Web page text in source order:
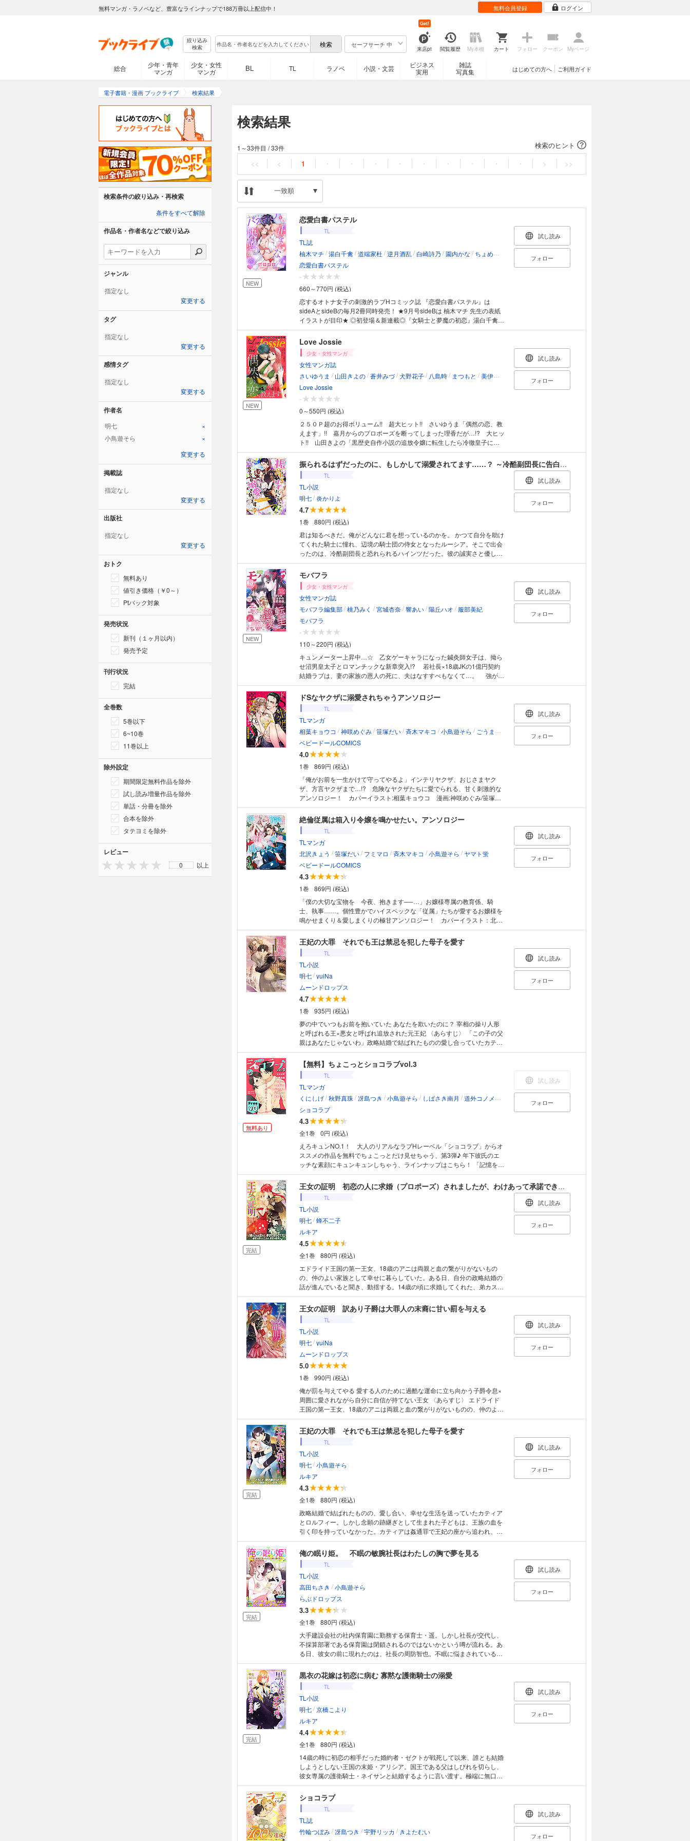
無料マンガ・ラノベなど、豊富なラインナップで188万冊以上配信中！ 無料会員登録 ログイン
絞り込み
検索
セーフサーチ 中
来店pt
Get!
閲覧履歴 My本棚 カート フォロー クーポン Myページ
総合
少年・青年
マンガ
少女・女性
マンガ
BL TL ラノベ 小説・文芸
ビジネス
実用
雑誌
写真集
ご利用ガイド
はじめての方へ
電子書籍・漫画 ブックライブ 検索結果
検索結果
検索のヒント
1～33件目 /33件
<< < 1 ・ ・ ・ ・ ・ ・ ・ ・ ・ > >>
一致順
NEW
恋愛白書パステル
TL
TL誌
柚木マチ /湯白千禽/道端家杜 /逆月酒乱/白崎詩乃 /園内かな / ちょめ仔
恋愛白書パステル
-
660～770円 (税込)
恋するオトナ女子の刺激的ラブHコミック誌 『恋愛白書パステル』は
sideAとsideBの毎月2冊同時発売！ ★9月号sideBは 柚木マチ 先生の表紙
イラストが目印★ ◎初登場＆新連載◎『女騎士と夢魔の初恋』湯白千禽、
原作／道端家杜、原作イラスト／逆月酒乱(シェリーLoveノベルズ・刊) ◎
最終回◎『魔性で弄んでよ。 憧れの舞台俳優に甘い執愛を注がれる』
Ryoko 『先輩、俺の手でとろけて鳴いて』柚木マチ 『没落令嬢だけど何
故か王子さまに溺愛されています』白崎詩乃、原作／園内かな、キャラク
ター原案／ちょめ仔(シェリーLoveノベルズ・刊) 『お嬢、手ほどきのお時
間です～極道の男は甘く淫らにこの身に触れる～』はちくもりん、原作／
東川カンナ、原作イラスト／北沢きょう(シェリーLoveノベルズ・刊) 『失
雪湖
試し読み
フォロー
NEW
Love Jossie
少女・女性マンガ
女性マンガ誌
さいゆうま / 山田きよの/蒼井みづ/犬野花子/ 八島時/ まつもと /美伊優星
Love Jossie
-
0～550円 (税込)
２５０Ｐ超のお得ボリューム!! 超大ヒット!! さいゆうま「偶然の恋、教
えます」!! 嘉月からのプロポーズを断ってしまった理香だが…!? 大ヒッ
ト!! 山田きよの「黒歴史自作小説の追放令嬢に転生したら冷徹皇子に求
婚されました!?」!! ついに婚約したモニカとカイリは初の旅行に…？ 大
ヒット!! 蒼井みづ×犬野花子「高嶺の花と言われ続けて処女歴更新
中」!! 矢倉君に誤解されてしまった嶺子は…!? さらに大人気シリーズ、
八島時「前世異世界の騎士だった推し俳優の最愛の主はオレみたいで
す」、まつもと「先生口説きにきたよ」、美伊優星「スイート・キス・プ
リンセス～乙女ゲーに転生したら残念な王子でした～」と、超充実のライ
ンナップ!! 雑誌での購読は単話売り合計より４割以上お得です！
試し読み
フォロー
振られるはずだったのに、もしかして溺愛されてます……？ ～冷酷副団長に告白したら、秘密の恋人になりました～ ルーニカノベルス
TL
TL小説
明七/炎かりよ
4.7
1巻
880円 (税込)
君は知るべきだ。俺がどんなに君を想っているのかを。 かつて自分を助け
てくれた騎士に憧れ、辺境の騎士団の侍女となったルーシア。そこで出会
ったのは、冷酷副団長と恐れられるハインツだった。彼の誠実さと優しさ
を知り恋をしたルーシアは、玉砕覚悟で告白。すると、思いがけず恋人に
なることに!? しかし交際は秘密にするという条件付き。もしかして、自分
を気遣い断れなかったのでは……？ そう思い至ったルーシアは身を引こう
とするのだが、ハインツはそんな彼女に激情を露わにし――!? 互いの想い
を確かめ合った二人。だがそこへ、柔和な微笑を浮かべるハインツの兄が
ルーシアに近づいてくる。やがて、ハインツの秘密主義の裏に隠された複
雑な事情が明らかになり――。 【目次】 プロローグ 一章 二章 三章 四章
夫はひたむきに愛を隠す』（ルキア）で作家デビュー。 近著に『王女の証
明 訳あり子爵は大罪人の末裔に甘い罰を与える 』(ムーンドロップス)等が
ある。 炎かりよ
試し読み
フォロー
NEW
モバフラ
少女・女性マンガ
女性マンガ誌
モバフラ編集部/桃乃みく /宮城杏奈/響あい/陽丘ハオ / 服部美紀
モバフラ
-
110～220円 (税込)
キュンメーター上昇中…☆ 乙女ゲーキャラになった鍼灸師女子は、拗ら
せ沼男皇太子とロマンチックな新章突入!? 若社長×18歳JKの1億円契約
結婚ラブは、妻の家族の恩人の死に、夫はなすすべもなくて…。 強がり
OL＆マイペース彼氏の逆転溺愛ラブは、お人好しすぎる彼女に彼のヤキモ
キが止まらず!? 夫＆親友に殺された社長令嬢のタイムスリップ復讐劇、
親友を追い込む次の手は…!? 衝撃的ラブ4本立て!! 桃乃みく「拗らせ
皇太子の偏愛遊戯」 満月、温もり、甘い言葉…恋愛メーター急上昇!?
乙女ゲーキャラになった鍼灸師・紅花は、沼男皇太子・勝鳳とお月見イベ
ントで急接近☆ 原作・宮城杏奈/作画・響あい「旦那様はすべてを与
える」 恩人の死は、私のせい…!! JK・朱莉と若社長・京介の1億円契
約結婚ラブ、京介の父の謀略にハマった父の親友が、事故死したことを知
り…!? 陽丘ハオ「一度絶望したので無敵彼女になりました」 あな
たの笑顔が、最高の癒し…♪ 強がりOL・茜里は、マイペース彼氏の瑛磨
に愛想の良さを心配されて…それでも、人助けせずにいられない!? 服
部美紀「今度は私が、あなたたちを壊す」 今夜は、早く帰って来て
ね…？ 夫＆親友に殺された社長令嬢の綾。3年前にタイムスリップした
試し読み
フォロー
ドSなヤクザに溺愛されちゃうアンソロジー
TL
TLマンガ
相葉キョウコ /神咲めぐみ/笹塚だい/斉木マキコ /小鳥遊そら / ごうま 羽柴みず
ベビードールCOMICS
4.0
1巻
869円 (税込)
「俺がお前を一生かけて守ってやるよ」インテリヤクザ、おじさまヤク
ザ、方言ヤクザまで…!? 危険なヤクザたちに愛でられる、甘く刺激的な
アンソロジー！ カバーイラスト:相葉キョウコ 漫画:神咲めぐみ/笹塚だ
い/斉木マキコ/小鳥遊そら/ごうま/羽柴みず/ポリー
試し読み
フォロー
絶倫従属は箱入り令嬢を鳴かせたい。アンソロジー
TL
TLマンガ
北沢きょう /笹塚だい/ フミマロ /斉木マキコ /小鳥遊そら / ヤマト蛍
ベビードールCOMICS
4.3
1巻
869円 (税込)
「僕の大切な宝物を 今夜、抱きます──…」お嬢様専属の教育係、騎
士、執事……。個性豊かでハイスペックな「従属」たちが愛するお嬢様を
鳴かせまくり＆愛しまくりの極甘アンソロジー！ カバーイラスト：北沢
きょう 参加作家：笹塚だい／フミマロ／斉木マキコ／小鳥遊そら／ヤマ
ト蛍
試し読み
フォロー
王妃の大罪 それでも王は禁忌を犯した母子を愛す
TL
TL小説
明七/yuiNa
ムーンドロップス
4.7
1巻
935円 (税込)
夢の中でいつもお前を抱いていた あなたを欺いたのに？ 宰相の操り人形
と呼ばれる王×悪女と呼ばれ追放された元王妃 〈あらすじ〉 「この子の父
親はあなたじゃないわ」政略結婚で結ばれたものの愛し合っていたカティ
アとロルフィー。しかし跡継ぎとして生まれた赤子に王族の血を引く印は
なかった。カティアは姦通罪で王妃の座を追われ、孤島の修道院に幽閉さ
れてしまう。時は流れ、四歳の娘アニとともに静かな生活を送っていたカ
ティアの前に突然ロルフィーが現れる。悪女と断罪された王妃と裏切られ
た王。引き裂かれた二人の運命は!?
試し読み
フォロー
無料あり
【無料】ちょこっとショコラブvol.3
TL
TLマンガ
くにしげ/秋野真珠 /冴島つき /小鳥遊そら / しばさき南月 /道外コノメ
夏生ツナオ
ショコラブ
4.3
全1巻
0円 (税込)
えろキュンNO.1！ 大人のリアルなラブHレーベル「ショコラブ」からオ
ススメの作品を無料でちょこっとだけ見せちゃう、第3弾♪ 年下彼氏のエ
ッチな素顔にキュンキュンしちゃう、ラインナップはこちら！ 「記憶をな
くした夫と、もう一度ハジメテ。 ～夫の愛情と妻の決意～」くにしげ（原
作/秋野真珠） 「今日、人類最強の男に救われます。 ～真面目な正義の味
方に理系女子は暴かれたい～」冴島つき 「恥ずかしいトコ、全部見せて
～溺愛Domの甘美な支配～」小鳥遊そら 「千紘さんは恋に落ちたい ～家
政夫くんの溺愛研究!?～」しばさき南月 「ヤンデレ後輩は社畜を救いたい
～素直になれるまで何度だってイかせてあげる～」道外コノメ 「進藤くん
は取り扱い注意。 ～後輩が性的すぎて困ってます!?～」夏生ツナオ 「ショ
コラブ」は他にもドキドキしちゃう連載作品がいっぱいの雑誌です★
試し読み
フォロー
完結
王女の証明 初恋の人に求婚（プロポーズ）されましたが、わけあって承諾できません
TL
TL小説
明七/蜂不二子
ルキア
4.5
全1巻
880円 (税込)
エドライド王国の第一王女、18歳のアニは両親と血の繋がりがないもの
の、仲のよい家族として幸せに暮らしていた。ある日、自分の政略結婚の
話が進んでいると聞き、動揺する。14歳の頃に求婚してくれた、弟カスト
ルの学友・アークロッドを忘れられずにいたからだ。身分の違いを理由に
告白を受け入れられず別れた直後、彼は学院を去り行方知れずになってい
た。そんなアニとは対照的に妹ベガの幸せな婚約が決まり、鬱々としてい
たアニが王宮に招き入れた人物に母の王妃カティアが刺されてしまう。す
べてが自分に罪を着せるための罠だったことに気づいたアニは、無実を証
明するために護衛騎士と王宮から逃亡。だが途中で騎士とはぐれ、娼館の
主人に騙されて身を売られそうになる。その寸前に助け出してくれたの
は、精悍な大人の男性に成長したアークロッドだった……。
試し読み
フォロー
王女の証明 訳あり子爵は大罪人の末裔に甘い罰を与える
TL
TL小説
明七/yuiNa
ムーンドロップス
5.0
1巻
990円 (税込)
俺が罰を与えてやる 愛する人のために過酷な運命に立ち向かう子爵令息×
周囲に愛されながら自分に自信が持てない王女 〈あらすじ〉 エドライド
王国の第一王女、18歳のアニは両親と血の繋がりがないものの、仲のよい
家族として幸せに暮らしていた。ある日、自分の政略結婚の話が進んでい
ると聞き、動揺する。14歳の頃に求婚してくれた、弟カストルの学友・ア
ークロッドを忘れられずにいたからだ。身分の違いを理由に告白を受け入
れられず別れた直後、彼は学院を去り行方知れずになっていた。そんなア
ニとは対照的に妹ベガの幸せな婚約が決まり、鬱々としていたアニが王宮
に招き入れた人物に母の王妃カティアが刺されてしまう。すべてが自分に
罪を着せるための罠だったことに気づいたアニは、無実を証明するために
護衛騎士と王宮から逃亡。だが途中で騎士とはぐれ、娼館の主人に騙され
て身を売られそうになる。その寸前に助け出してくれたのは、精悍な大人
の男性に成長したアークロッドだった……
試し読み
フォロー
完結
王妃の大罪 それでも王は禁忌を犯した母子を愛す
TL
TL小説
明七/小鳥遊そら
ルキア
4.3
全1巻
880円 (税込)
政略結婚で結ばれたものの、愛し合い、幸せな生活を送っていたカティア
とロルフィー。しかし念願の跡継ぎとして生まれた子どもは、王族の血を
引く印を持っていなかった。カティアは姦通罪で王妃の座から追われ、王
都のはずれにある孤島の修道院で幽閉の身になってしまう。時は流れ、四
歳の娘アニとともに修道院で静かな生活を送っていたカティアの元へ、突
然ロルフィーが訪れる。冷たい態度と言葉の裏にカティアを心配する気持
ちを隠せないロルフィーは、今なお彼女の裏切りを信じきれず、想いを断
ち切れないでいた。その気持ちに気づいたカティアはずっと胸に秘めてい
た秘密を彼に打ち明ける決心をする……。愛する者を守るために傷つき奮
闘する二人の、ロイヤルラブストーリー！
試し読み
フォロー
完結
俺の眠り姫。 不眠の敏腕社長はわたしの胸で夢を見る
TL
TL小説
高田ちさき /小鳥遊そら
らぶドロップス
3.3
全1巻
880円 (税込)
大手建設会社の社内保育園に勤務する保育士・遥。しかし社長が交代し、
不採算部署である保育園は閉鎖されるのではないかという噂が流れる。あ
る日、彼女の前に現れたのは、社長の周防智也。不眠に悩まされている彼
は、その解消に遥の声が有効なので、時々昼休みに社長室を訪ねて本の読
み聞かせをしてほしいと言い出す。さらに、恋愛初心者の遙のため、自分
が練習台になるとまで言われて彼女は戸惑う。しかしそれが智也のため、
ひいては保育園存続につながるならと承諾するのだが……。眠れる男と眠
らせる女。ふたりが紡ぐ夢の行方を描くロマンチック・ラブストーリー。
試し読み
フォロー
完結
黒衣の花嫁は初恋に病む 寡黙な護衛騎士の溺愛
TL
TL小説
明七/京橋こより
ルキア
4.4
全1巻
880円 (税込)
14歳の時に初恋の相手だった婚約者・ゼクトが戦死して以来、誰とも結婚
しようとしない王国の末姫・アリシア。国王である父はしびれを切らし、
彼女専属の護衛騎士・ネイサンと結婚するように言い渡す。極端に無口で
何を考えているかわからないネイサンとの結婚に納得のいかないアリシア
は、漆黒の花嫁姿で彼と愛を誓う。しかし、待っていたのは思いもよらな
いネイサンからの溺愛だった。彼なりの表現で愛情を示され、アリシアは
固く閉ざしていた心を徐々に開いていく。しかし同時期に彼女の前に現れ
るようになったゼクトと思われる甲冑姿の亡霊に悩まされる。アリシア
は、ゼクトに対して誰にも話せない大きな罪悪感があった。亡霊はついに
試し読み
フォロー
ショコラブ
TL
TL誌
竹輪つぼみ/冴島つき /宇野リッカ / きよたむい
試し読み
フォロー
検索条件の絞り込み・再検索
条件をすべて解除
作品名・作者名などで絞り込み
ジャンル
指定なし
変更する
タグ
指定なし
変更する
感情タグ
指定なし
変更する
作者名
明七
×
小鳥遊そら
×
変更する
掲載誌
指定なし
変更する
出版社
指定なし
変更する
おトク
無料あり
値引き価格（￥0～）
Ptバック対象
発売状況
新刊（１ヶ月以内）
発売予定
刊行状況
完結
全巻数
5巻以下
6~10巻
11巻以上
除外設定
期間限定無料作品を除外
試し読み増量作品を除外
単話・分冊を除外
合本を除外
タテヨミを除外
レビュー
0 以上